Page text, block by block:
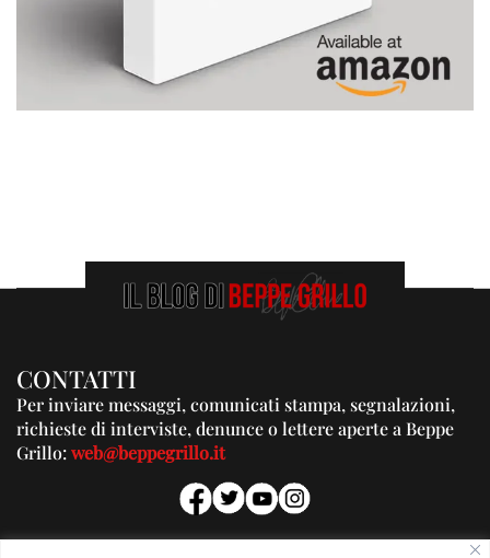
CONTATTI
Per inviare messaggi, comunicati stampa, segnalazioni,
richieste di interviste, denunce o lettere aperte a Beppe
Grillo:web@beppegrillo.it